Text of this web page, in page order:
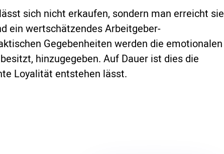
sich nicht erkaufen, sondern man erreicht sie
ein wertschätzendes Arbeitgeber-
Gegebenheiten werden die emotionalen
hinzugegeben. Auf Dauer ist dies die
Loyalität entstehen lässt.